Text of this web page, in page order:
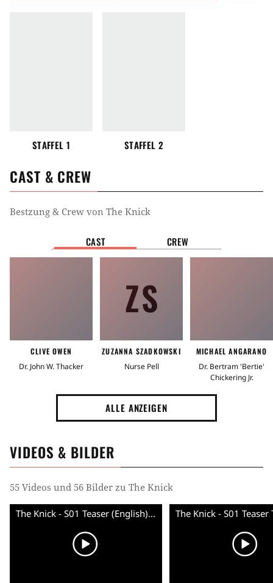
STAFFEL 1 STAFFEL 2
CAST & CREW
Bestzung & Crew von The Knick
CAST CREW
CLIVE OWEN
Dr. John W. Thacker
ZS
ZUZANNA SZADKOWSKI
Nurse Pell
MICHAEL ANGARANO
Dr. Bertram 'Bertie'
Chickering Jr.
ALLE ANZEIGEN
VIDEOS & BILDER
55 Videos und 56 Bilder zu The Knick
The Knick - S01 Teaser (English) HD